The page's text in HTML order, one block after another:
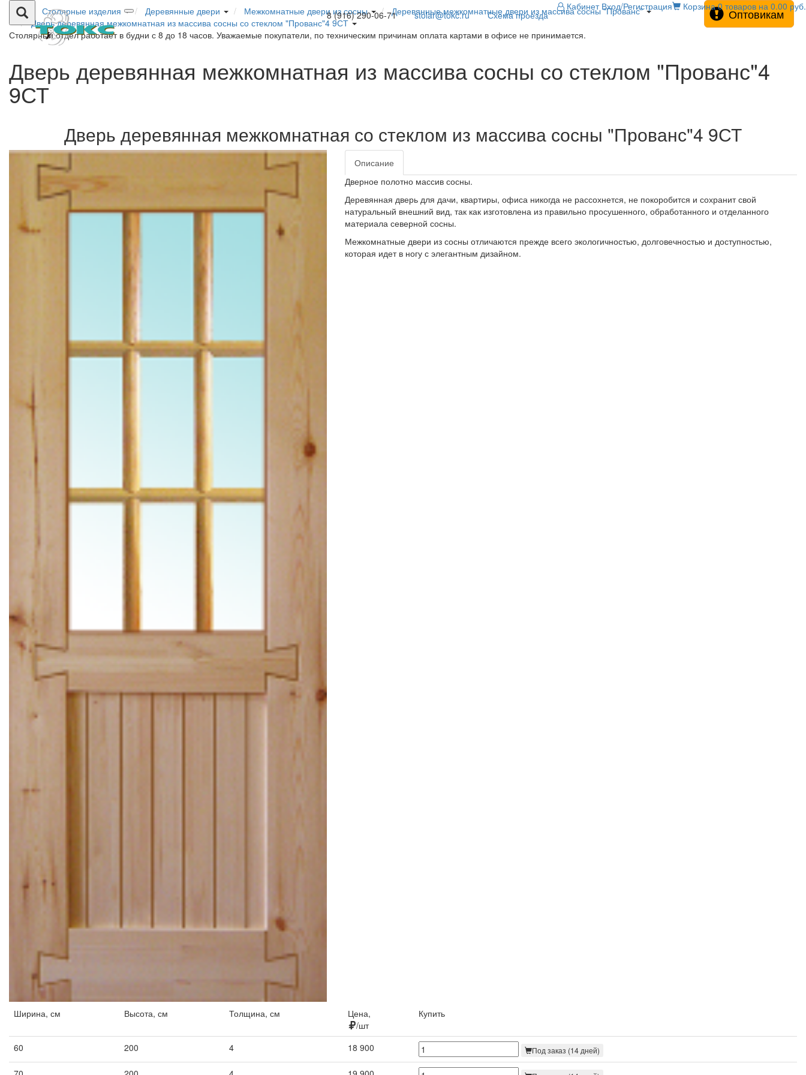
8 (916) 290-06-71 stolar@tokc.ru Схема проезда
Кабинет Вход/Регистрация Корзина 0 товаров на 0.00 руб.
Столярные изделия Деревянные двери Межкомнатные двери из сосны
Деревянные межкомнатные двери из массива сосны "Прованс"
Дверь деревянная межкомнатная из массива сосны со стеклом "Прованс"4 9СТ
Столярный отдел работает в будни с 8 до 18 часов. Уважаемые покупатели, по техническим причинам оплата картами в офисе не принимается.
Оптовикам
Дверь деревянная межкомнатная из массива сосны со стеклом "Прованс"4
9СТ
Дверь деревянная межкомнатная со стеклом из массива сосны "Прованс"4 9СТ
Описание
Дверное полотно массив сосны.
Деревянная дверь для дачи, квартиры, офиса никогда не рассохнется, не покоробится и сохранит свой
натуральный внешний вид, так как изготовлена из правильно просушенного, обработанного и отделанного
материала северной сосны.
Межкомнатные двери из сосны отличаются прежде всего экологичностью, долговечностью и доступностью,
которая идет в ногу с элегантным дизайном.
Ширина, см Высота, см Толщина, см
Цена,
/шт
Купить
60 200 4 18 900 Под заказ (14 дней)